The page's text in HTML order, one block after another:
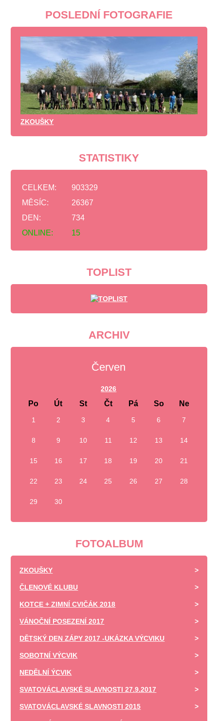
POSLEDNÍ FOTOGRAFIE
ZKOUŠKY
STATISTIKY
ONLINE: 15
CELKEM:
903329
MĚSÍC:
26367
DEN:
734
TOPLIST
ARCHIV
Červen
2026
Po Út St Čt Pá So Ne
1 2 3 4 5 6 7
8 9 10 11 12 13 14
15 16 17 18 19 20 21
22 23 24 25 26 27 28
29 30
FOTOALBUM
ZKOUŠKY
ČLENOVÉ KLUBU
KOTCE + ZIMNÍ CVIČÁK 2018
VÁNOČNÍ POSEZENÍ 2017
DĚTSKÝ DEN ZÁPY 2017 -UKÁZKA VÝCVIKU
SOBOTNÍ VÝCVIK
NEDĚLNÍ ÝCVIK
SVATOVÁCLAVSKÉ SLAVNOSTI 27.9.2017
SVATOVÁCLAVSKÉ SLAVNOSTI 2015